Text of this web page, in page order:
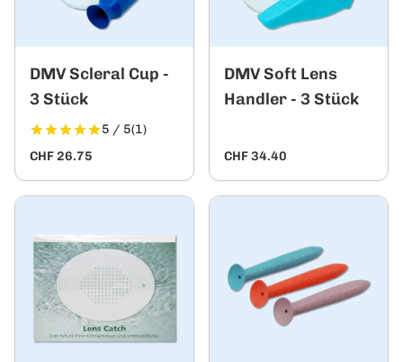
DMV Scleral Cup -
3 Stück
5 / 5(1)
CHF 26.75
DMV Soft Lens
Handler - 3 Stück
CHF 34.40